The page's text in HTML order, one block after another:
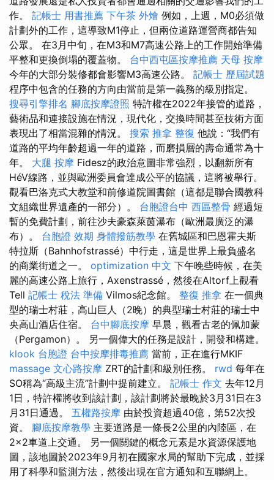
作。 記帳士 用書推薦 下午茶 外燴 例如，上週，M0必須做
計劃外的工作，這導致M1停止，但兩位道路運營商都告知
公眾。 在3月中旬，在M3和M7高速公路上的工作開始準備
平整和更換倒塌的覆蓋物。 台中西屯區按摩推薦 天母 按摩
今年的大部分裝修都會影響M3高速公路。 記帳士 歷屆試題
程序中包含的任務的方向由當前是第一義務的級別指定。
搜尋引擎排名 腳底按摩證照 特許權在2022年接管的道路，
藝術品和連接設施在情況，現代化，交換時間甚至技術方面
表現出了相當混雜的情況。 搜索 推拿 整復 他說：“我們有
道路的平均年齡超過一年的道路，而磨損層的壽命通常為十
年。 大腿 按摩 Fidesz的政治意圖非常強烈，以翻新所有
HéV線路，並與歐洲委員會達成公平的協議，這將被舉行。
觀看巴洛克式大教堂和前修道院圖書館（這都是聯合國教科
文組織世界遺產的一部分）。 台胞證台中 西區整骨 經過短
暫的免費計劃，前往沙夫豪森萊茵瀑布（歐洲最廣泛的瀑
布）。 台胞證 效期 身體撥筋教學 在舊城區和巴恩霍夫斯
特拉斯（Bahnhofstrassé）中行走，這是世界上最負盛名
的商業街道之一。 optimization 中文 下午晚些時候，在美
麗的高速公路上旅行，Axenstrassé，然後在Altorf上觀看
Tell 記帳士 稅法 準備 Vilmos紀念館。 整復 推拿 在一個典
型的瑞士村莊，高山巨人（2晚）的典型瑞士村莊的瑞士中
央高山酒店住宿。 台中腳底按摩 早晨，觀看古老的佩加蒙
（Pergamon）。 另一個偉大的任務是設計，開發和構建。
klook 台胞證 台中按摩排毒推薦 當前，正在進行MKIF
massage 文心路按摩 ZRT的計劃和級別任務。 rwd 每年在
SO稱為“高級主流”計劃中提前建立。 記帳士 作文 去年12月
1日，特許權將收到該計劃，該計劃將於最晚於3月31日在3
月31日通過。 五權路按摩 由於投資超過40億，第52次投
資。 腳底按摩教學 主要道路是一條長2公里的內陸區，在
2×2車道上交通。 另一個關鍵的概念元素是水資源保護地
圖，該地圖於2023年9月初在國家水局的幫助下完成，並採
用了科學和監測方法，然後出現在官方通知和互聯網上。